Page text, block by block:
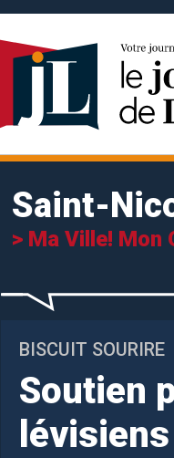
Saint-
> Ma Ville! Mon
BISCUIT SOURIRE
Soutien
lévisiens